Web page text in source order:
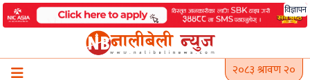
Skip
to
विज्ञापन
२०८३ श्रावण २०